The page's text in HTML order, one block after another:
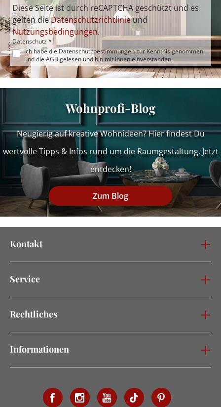
Diese Seite ist durch reCAPTCHA geschützt und es
gelten dieDatenschutzrichtlinieund
Nutzungsbedingungen.
Datenschutz *
Ich habe die Datenschutzbestimmungenzur Kenntnis genommen
und die AGB gelesen und bin mit ihnen einverstanden.
Wohnprofi-Blog
Neugierig auf kreative Wohnideen? Hier findest Du
wertvolle Tipps & Infos rund um die Raumgestaltung. Jetzt
entdecken!
Zum Blog
Kontakt
Service
Rechtliches
Informationen